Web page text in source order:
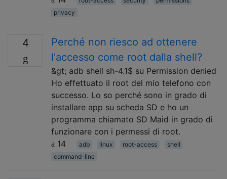
privacy
4
Perché non riesco ad ottenere
l'accesso come root dalla shell?
&gt; adb shell sh-4.1$ su Permission denied
Ho effettuato il root del mio telefono con
successo. Lo so perché sono in grado di
installare app su scheda SD e ho un
programma chiamato SD Maid in grado di
funzionare con i permessi di root.
14
adb linux root-access
shell
command-line